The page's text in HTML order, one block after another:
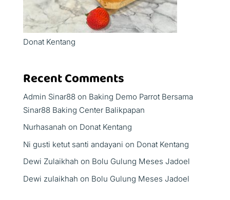
Donat Kentang
Recent Comments
Admin Sinar88on Baking Demo Parrot Bersama
Sinar88 Baking Center Balikpapan
Nurhasanah on Donat Kentang
Ni gusti ketut santi andayani on Donat Kentang
Dewi Zulaikhah on Bolu Gulung Meses Jadoel
Dewi zulaikhah on Bolu Gulung Meses Jadoel